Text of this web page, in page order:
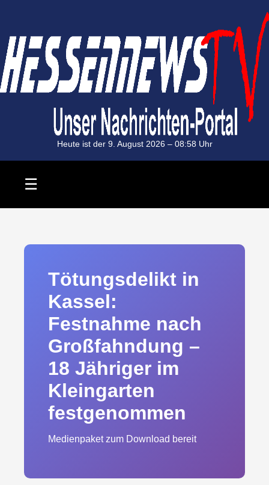
Heute ist der 9. August 2026 – 08:58 Uhr
Tötungsdelikt in
Kassel:
Festnahme nach
Großfahndung –
18 Jähriger im
Kleingarten
festgenommen
Medienpaket zum Download bereit